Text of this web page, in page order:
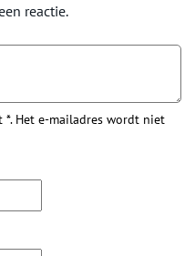
reactie.
*. Het e-mailadres wordt niet